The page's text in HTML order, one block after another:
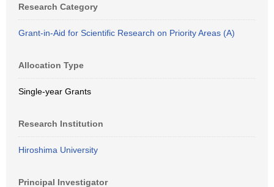
Research Category
Grant-in-Aid for Scientific Research on Priority Areas (A)
Allocation Type
Single-year Grants
Research Institution
Hiroshima University
Principal Investigator